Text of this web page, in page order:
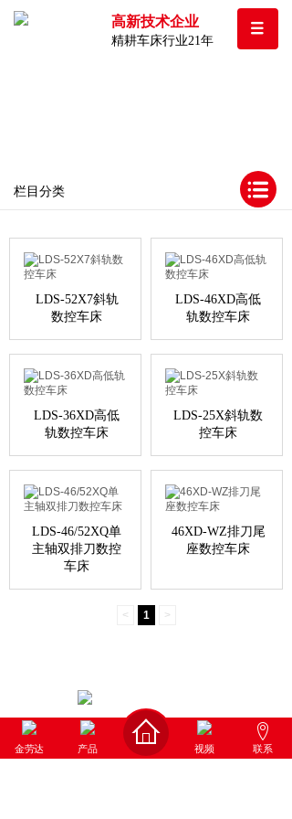
高新技术企业
精耕车床行业21年
栏目分类
LDS-52X7斜轨
数控车床
LDS-46XD高低
轨数控车床
LDS-36XD高低
轨数控车床
LDS-25X斜轨数
控车床
LDS-46/52XQ单
主轴双排刀数控
车床
46XD-WZ排刀尾
座数控车床
< 1 >
金劳达 产品 视频 联系